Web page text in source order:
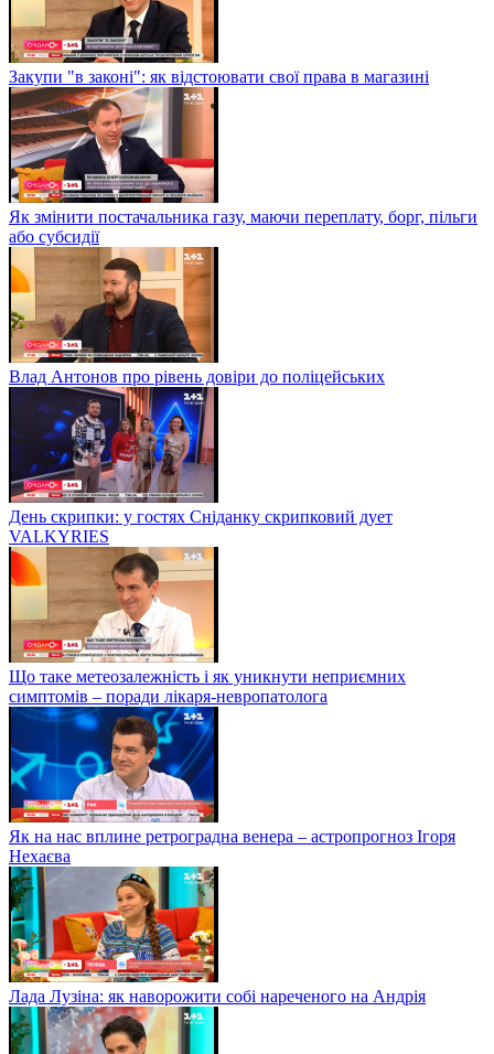
Закупи "в законі": як відстоювати свої права в магазині
Як змінити постачальника газу, маючи переплату, борг, пільги
або субсидії
Влад Антонов про рівень довіри до поліцейських
День скрипки: у гостях Сніданку скрипковий дует
VALKYRIES
Що таке метеозалежність і як уникнути неприємних
симптомів – поради лікаря-невропатолога
Як на нас вплине ретроградна венера – астропрогноз Ігоря
Нехаєва
Лада Лузіна: як наворожити собі нареченого на Андрія